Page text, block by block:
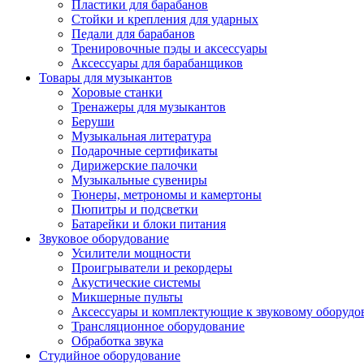
Пластики для барабанов
Стойки и крепления для ударных
Педали для барабанов
Тренировочные пэды и аксессуары
Аксессуары для барабанщиков
Товары для музыкантов
Хоровые станки
Тренажеры для музыкантов
Беруши
Музыкальная литература
Подарочные сертификаты
Дирижерские палочки
Музыкальные сувениры
Тюнеры, метрономы и камертоны
Пюпитры и подсветки
Батарейки и блоки питания
Звуковое оборудование
Усилители мощности
Проигрыватели и рекордеры
Акустические системы
Микшерные пульты
Аксессуары и комплектующие к звуковому
Трансляционное оборудование
Обработка звука
Студийное оборудование